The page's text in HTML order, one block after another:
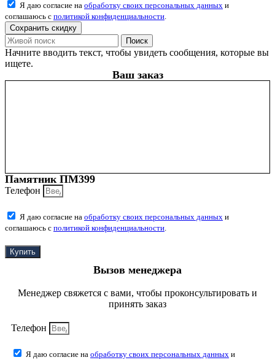
Я даю согласие на обработку своих персональных данных и
соглашаюсь с политикой конфиденциальности.
Сохранить скидку
Поиск
Начните вводить текст, чтобы увидеть сообщения, которые вы
ищете.
Ваш заказ
Памятник ПМ399
Телефон
Я даю согласие на обработку своих персональных данных и
соглашаюсь с политикой конфиденциальности.
Купить
Вызов менеджера
Менеджер свяжется с вами, чтобы проконсультировать и
принять заказ
Телефон
Я даю согласие на обработку своих персональных данных и